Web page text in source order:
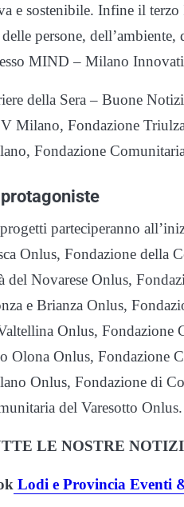
e sostenibile. Infine il
persone,
MIND – Milano
della Sera – Buone
Milano, Fondazione
Fondazione
parteciperanno
Onlus, Fondazione della
Novarese Onlus,
e Brianza Onlus,
Onlus,
Olona Onlus, Fondazione
Onlus, Fondazione di
del Varesotto Onlus.
LE NOSTRE
Lodi e Provincia Eventi